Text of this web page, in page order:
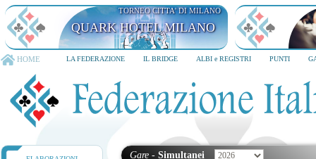
TORNEO CITTA' DI MILANO
QUARK HOTEL MILANO
HOME LA FEDERAZIONE IL BRIDGE ALBI e REGISTRI PUNTI
Gare - Simultanei